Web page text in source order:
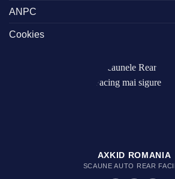
ANPC
Cookies
AXKID ROMANIA
SCAUNE AUTO REAR